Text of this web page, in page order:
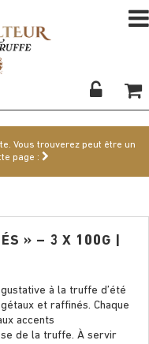
Vous trouverez peut être un
page :
» – 3 X 100G |
à la truffe d’été
et raffinés. Chaque
accents
de la truffe. À servir